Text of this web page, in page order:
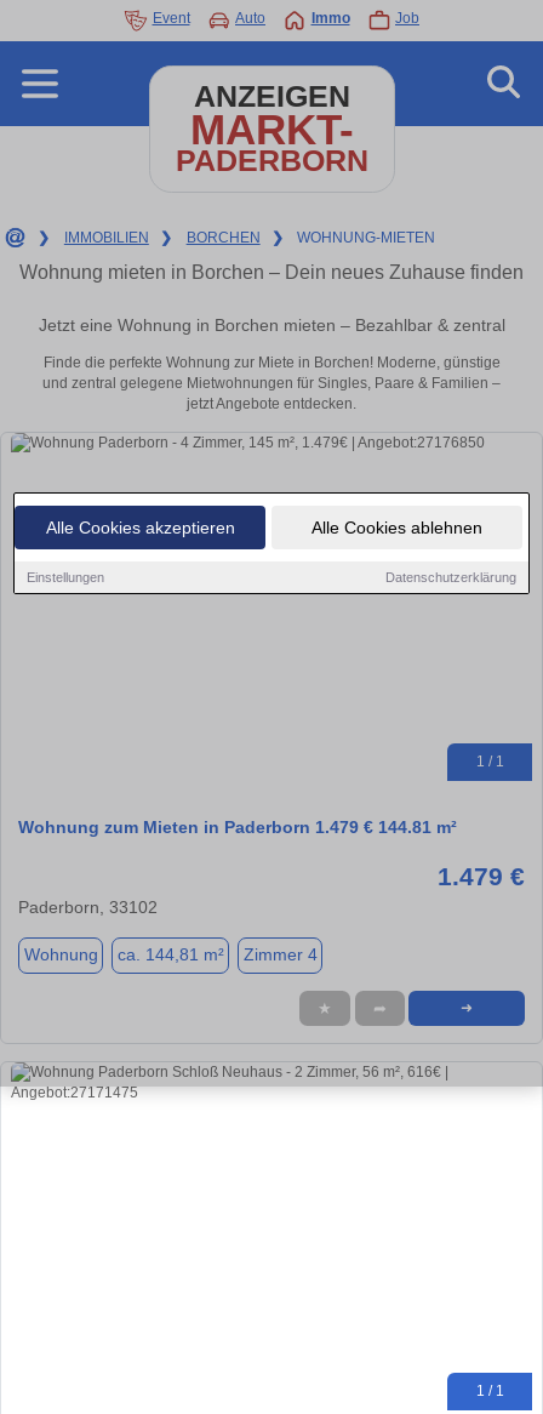
Alle Cookies akzeptieren Alle Cookies ablehnen
Einstellungen Datenschutzerklärung
Event Auto Immo Job
ANZEIGEN
MARKT-
PADERBORN
❯ IMMOBILIEN ❯ BORCHEN ❯ WOHNUNG-MIETEN
Wohnung mieten in Borchen – Dein neues Zuhause finden
Jetzt eine Wohnung in Borchen mieten – Bezahlbar & zentral
Finde die perfekte Wohnung zur Miete in Borchen! Moderne, günstige
und zentral gelegene Mietwohnungen für Singles, Paare & Familien –
jetzt Angebote entdecken.
1 / 1
Wohnung zum Mieten in Paderborn 1.479 € 144.81 m²
1.479 €
Paderborn, 33102
Wohnung ca. 144,81 m² Zimmer 4
★ ➦ ➜
1 / 1